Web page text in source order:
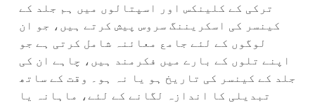
ترکی کے کلینکس اور اسپتالوں میں ہم جلد کے
کینسر کی اسکریننگ سروس پیش کرتے ہیں، جو ان
لوگوں کے لئے جامع معائنہ شامل کرتی ہے جو
اپنے تلوں کے بارے میں فکرمند ہیں، چاہے ان کی
جلد کے کینسر کی تاریخ ہو یا نہ ہو۔ وقت کے ساتھ
تبدیلی کا اندازہ لگانے کے لئے، ماہانہ یا